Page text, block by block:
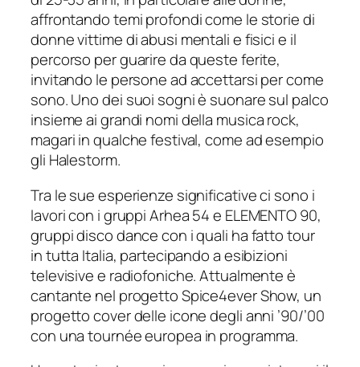
affrontando temi profondi come le storie di
donne vittime di abusi mentali e fisici e il
percorso per guarire da queste ferite,
invitando le persone ad accettarsi per come
sono. Uno dei suoi sogni è suonare sul palco
insieme ai grandi nomi della musica rock,
magari in qualche festival, come ad esempio
gli Halestorm.
Tra le sue esperienze significative ci sono i
lavori con i gruppi Arhea 54 e ELEMENTO 90,
gruppi disco dance con i quali ha fatto tour
in tutta Italia, partecipando a esibizioni
televisive e radiofoniche. Attualmente è
cantante nel progetto Spice4ever Show, un
progetto cover delle icone degli anni ’90/’00
con una tournée europea in programma.